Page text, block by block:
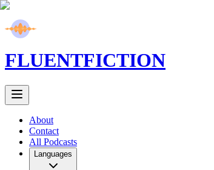
FLUENTFICTION
About
Contact
All Podcasts
Languages